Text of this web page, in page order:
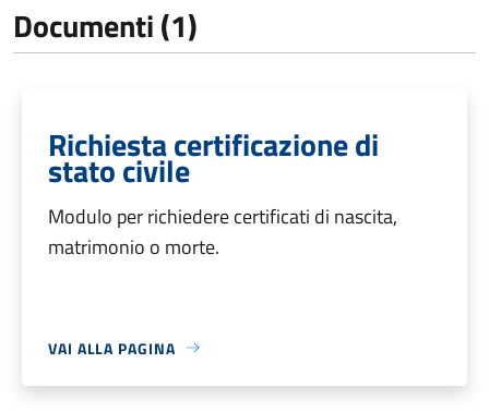
Documenti (1)
Richiesta certificazione di
stato civile
Modulo per richiedere certificati di nascita,
matrimonio o morte.
VAI ALLA PAGINA